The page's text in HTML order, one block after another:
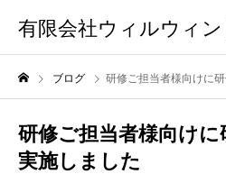
有限会社ウィルウィン
ブログ 研修ご担当者様向けに
研修ご担当者様向け
実施しました